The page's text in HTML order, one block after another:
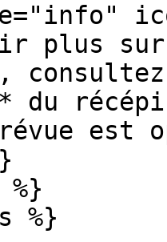
plus
du
est
%}
%}